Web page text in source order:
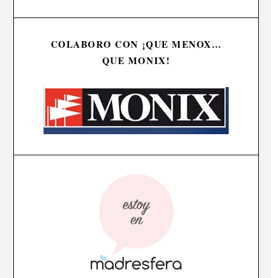
COLABORO CON ¡QUE MENOX…
QUE MONIX!